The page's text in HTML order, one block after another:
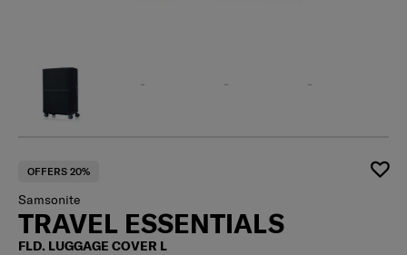
OFFERS 20%
Samsonite
TRAVEL ESSENTIALS
FLD. LUGGAGE COVER L